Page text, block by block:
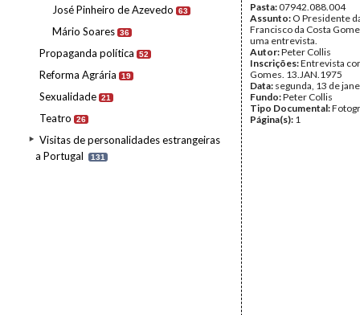
José Pinheiro de Azevedo 63
Mário Soares 36
Propaganda política 52
Reforma Agrária 19
Sexualidade 21
Teatro 26
Visitas de personalidades estrangeiras
a Portugal
131
Pasta:07942.088.004
Assunto: O Presidente
Francisco da Costa
uma entrevista.
Autor:Peter Collis
Inscrições:Entrevista
Gomes. 13.JAN.1975
Data: segunda, 13 de
Fundo:Peter Collis
Tipo Documental:
Página(s): 1